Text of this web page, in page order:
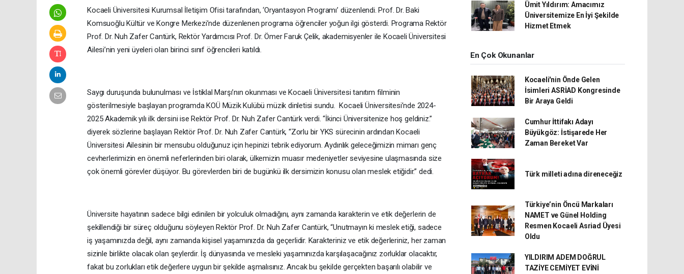
Kocaeli Üniversitesi Kurumsal İletişim Ofisi tarafından, ‘Oryantasyon Programı’ düzenlendi. Prof. Dr. Baki
Komsuoğlu Kültür ve Kongre Merkezi’nde düzenlenen programa öğrenciler yoğun ilgi gösterdi. Programa Rektör
Prof. Dr. Nuh Zafer Cantürk, Rektör Yardımcısı Prof. Dr. Ömer Faruk Çelik, akademisyenler ile Kocaeli Üniversitesi
Ailesi’nin yeni üyeleri olan birinci sınıf öğrencileri katıldı.
Saygı duruşunda bulunulması ve İstiklal Marşı’nın okunması ve Kocaeli Üniversitesi tanıtım filminin
gösterilmesiyle başlayan programda KOÜ Müzik Kulübü müzik dinletisi sundu. Kocaeli Üniversitesi’nde 2024-
2025 Akademik yılı ilk dersini ise Rektör Prof. Dr. Nuh Zafer Cantürk verdi. “İkinci Üniversitenize hoş geldiniz.”
diyerek sözlerine başlayan Rektör Prof. Dr. Nuh Zafer Cantürk, “Zorlu bir YKS sürecinin ardından Kocaeli
Üniversitesi Ailesinin bir mensubu olduğunuz için hepinizi tebrik ediyorum. Aydınlık geleceğimizin mimarı genç
cevherlerimizin en önemli neferlerinden biri olarak, ülkemizin muasır medeniyetler seviyesine ulaşmasında size
çok önemli görevler düşüyor. Bu görevlerden biri de bugünkü ilk dersimizin konusu olan meslek etiğidir.” dedi.
Üniversite hayatının sadece bilgi edinilen bir yolculuk olmadığını, aynı zamanda karakterin ve etik değerlerin de
şekillendiği bir süreç olduğunu söyleyen Rektör Prof. Dr. Nuh Zafer Cantürk, “Unutmayın ki meslek etiği, sadece
iş yaşamınızda değil, aynı zamanda kişisel yaşamınızda da geçerlidir. Karakteriniz ve etik değerleriniz, her zaman
sizinle birlikte olacak olan şeylerdir. İş dünyasında ve mesleki yaşamınızda karşılaşacağınız zorluklar olacaktır,
fakat bu zorlukları etik değerlere uygun bir şekilde aşmalısınız. Ancak bu şekilde gerçekten başarılı olabilir ve
Ümit Yıldırım: Amacımız
Üniversitemize En İyi Şekilde
Hizmet Etmek
En Çok Okunanlar
Kocaeli'nin Önde Gelen
İsimleri ASRİAD Kongresinde
Bir Araya Geldi
Cumhur İttifakı Adayı
Büyükgöz: İstişarede Her
Zaman Bereket Var
Türk milleti adına direneceğiz
Türkiye’nin Öncü Markaları
NAMET ve Günel Holding
Resmen Kocaeli Asriad Üyesi
Oldu
YILDIRIM ADEM DOĞRUL
TAZİYE CEMİYET EVİNİ